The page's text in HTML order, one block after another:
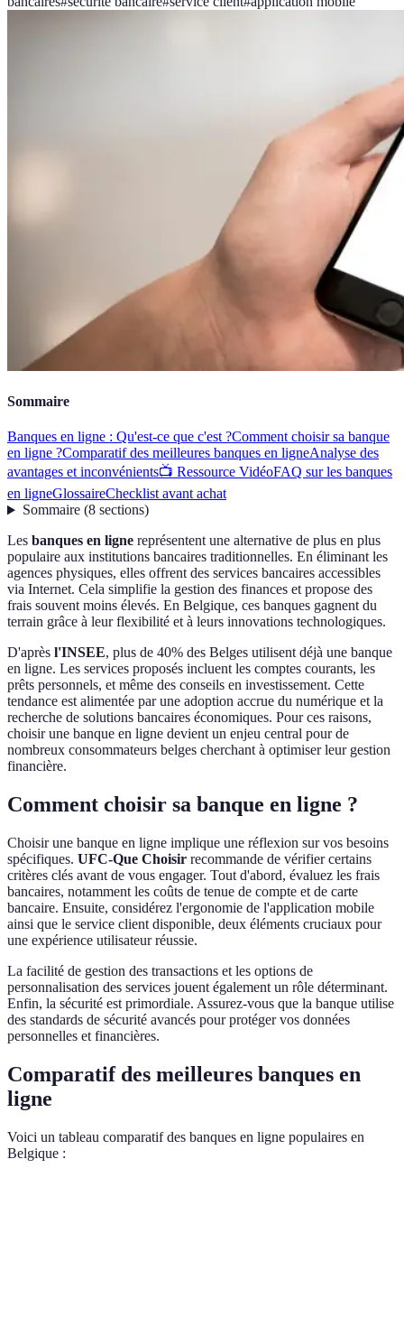
Sommaire
Banques en ligne : Qu'est-ce que c'est ?Comment choisir sa banque
en ligne ?Comparatif des meilleures banques en ligneAnalyse des
avantages et inconvénients📺 Ressource VidéoFAQ sur les banques
en ligneGlossaireChecklist avant achat
Sommaire(8 sections)
Les banques en ligne représentent une alternative de plus en plus
populaire aux institutions bancaires traditionnelles. En éliminant les
agences physiques, elles offrent des services bancaires accessibles
via Internet. Cela simplifie la gestion des finances et propose des
frais souvent moins élevés. En Belgique, ces banques gagnent du
terrain grâce à leur flexibilité et à leurs innovations technologiques.
D'après l'INSEE, plus de 40% des Belges utilisent déjà une banque
en ligne. Les services proposés incluent les comptes courants, les
prêts personnels, et même des conseils en investissement. Cette
tendance est alimentée par une adoption accrue du numérique et la
recherche de solutions bancaires économiques. Pour ces raisons,
choisir une banque en ligne devient un enjeu central pour de
nombreux consommateurs belges cherchant à optimiser leur gestion
financière.
Comment choisir sa banque en ligne ?
Choisir une banque en ligne implique une réflexion sur vos besoins
spécifiques. UFC-Que Choisir recommande de vérifier certains
critères clés avant de vous engager. Tout d'abord, évaluez les frais
bancaires, notamment les coûts de tenue de compte et de carte
bancaire. Ensuite, considérez l'ergonomie de l'application mobile
ainsi que le service client disponible, deux éléments cruciaux pour
une expérience utilisateur réussie.
La facilité de gestion des transactions et les options de
personnalisation des services jouent également un rôle déterminant.
Enfin, la sécurité est primordiale. Assurez-vous que la banque utilise
des standards de sécurité avancés pour protéger vos données
personnelles et financières.
Comparatif des meilleures banques en
ligne
Voici un tableau comparatif des banques en ligne populaires en
Belgique :